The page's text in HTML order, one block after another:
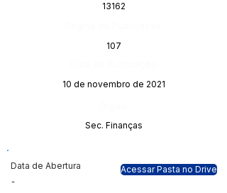
13162
107
10 de novembro de 2021
Sec. Finanças
Data de Abertura
-
Acessar Pasta no Drive